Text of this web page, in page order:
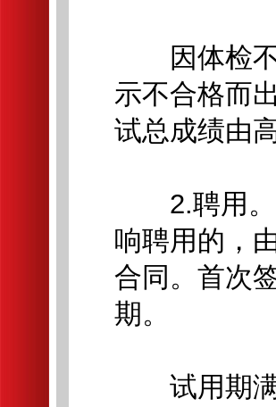
因体检不
示不合格而
试总成绩由
2.聘用。
响聘用的，
合同。首次
期。
试用期满